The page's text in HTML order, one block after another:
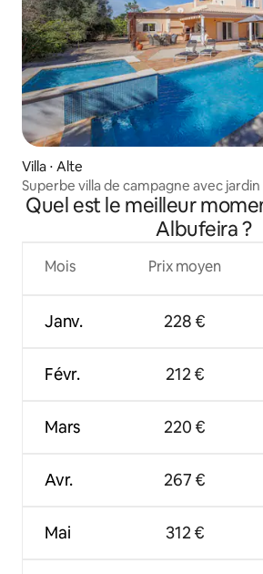
Villa ⋅ Alte
Superbe villa de campagne avec
Quel est le meilleur
Albufeira ?
Mois
Janv.
Févr.
Mars
Avr.
Mai
Prix moyen
228 €
212 €
220 €
267 €
312 €